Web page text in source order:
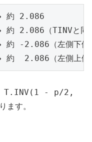
2.086
2.086（TINVと同
2.086（左側下側
2.086（左側上側
T.INV(1 - p/2,
ます。